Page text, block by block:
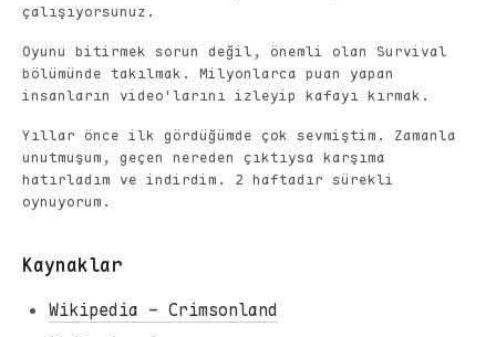
çalışıyorsunuz.
Oyunu bitirmek sorun değil, önemli olan Survival
bölümünde takılmak. Milyonlarca puan yapan
insanların video'larını izleyip kafayı kırmak.
Yıllar önce ilk gördüğümde çok sevmiştim. Zamanla
unutmuşum, geçen nereden çıktıysa karşıma
hatırladım ve indirdim. 2 haftadır sürekli
oynuyorum.
Kaynaklar
Wikipedia - Crimsonland